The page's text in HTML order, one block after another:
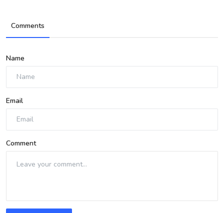
Comments
Name
Email
Comment